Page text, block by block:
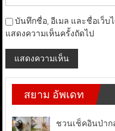
บันทึกชื่อ, อีเมล และชื่อเว็บ
แสดงความเห็นครั้งถัดไป
สยาม อัพเดท
ชวนเช็คอินป่าก